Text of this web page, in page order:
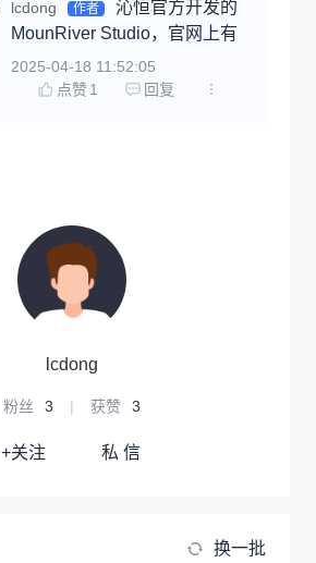
lcdong 作者
沁恒官方开发的
MounRiver Studio，官网上有
2025-04-18 11:52:05
点赞 1 回复
lcdong
粉丝 3 | 获赞 3
+关注 私 信
换一批